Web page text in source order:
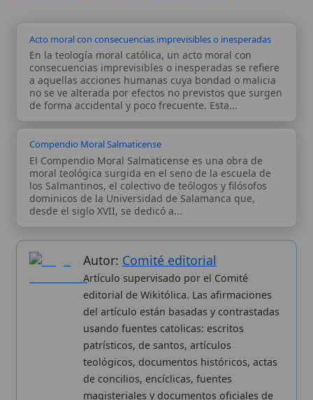
Autor:Comité editorial
Artículo supervisado por el Comité
editorial de Wikitólica. Las afirmaciones
del artículo están basadas y contrastadas
patrísticos, de santos, artículos
de concilios, encíclicas, fuentes
magisteriales y documentos oficiales de
la Iglesia.Proceso editorial →
histórico y litúrgico de la Iglesia Católica. Parte de la red formativa
Buscador Católico yCustodio Animae . Con
analíticas anónimas. LicenciaCC BY-SA(texto). Editado en
Valencia, España.ISSN: 3101-7339. Bajo el patrocinio de San
Carlo Acutis.
Sobre nosotros
Proceso editorial
Publicación seriada
Datos abiertos
Estadísticas
Aviso legal
Política de privacidad
Categorias
Más visitados
Nuevas entradas
Cambios recientes
Aplicaciones
Kit de Prensa
Widgets para tu web